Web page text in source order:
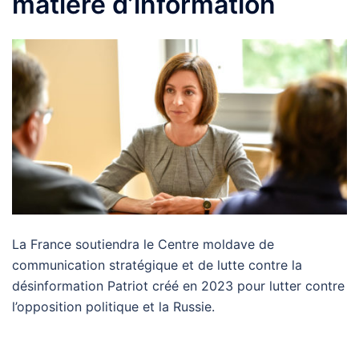
La France soutiendra le Centre moldave de
communication stratégique et de lutte contre la
désinformation Patriot créé en 2023 pour lutter contre
l’opposition politique et la Russie.